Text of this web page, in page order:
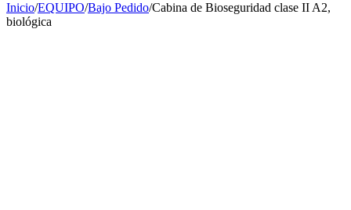
Inicio/EQUIPO/Bajo Pedido/Cabina de Bioseguridad clase II A2,
biológica